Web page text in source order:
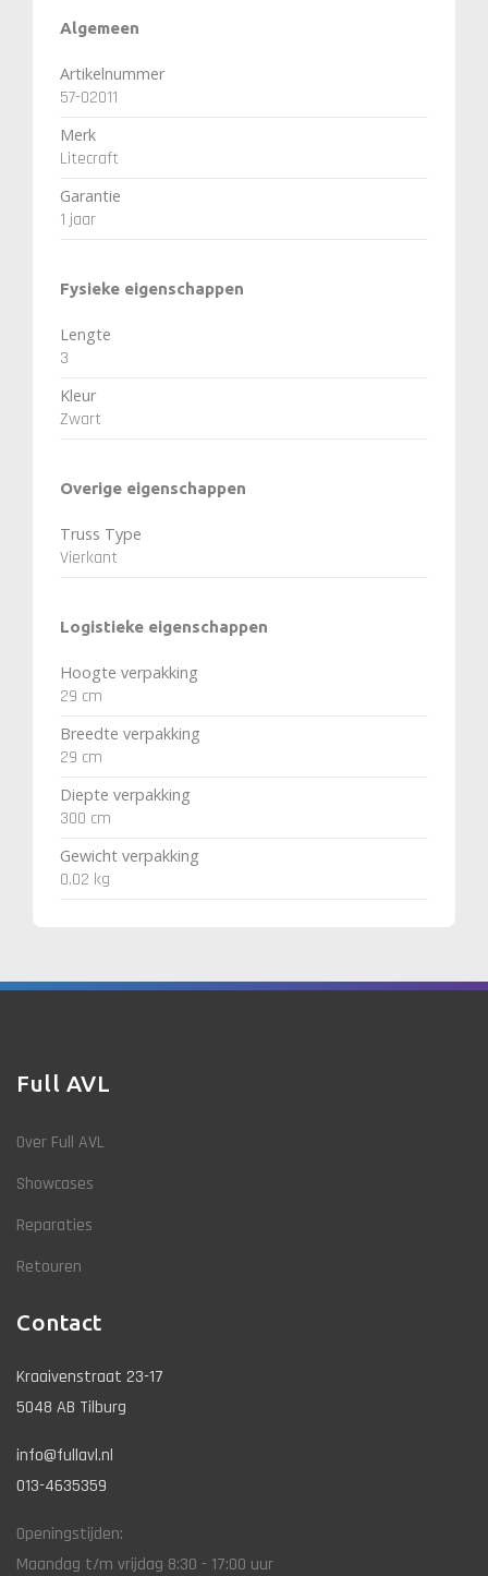
Algemeen
Artikelnummer
57-02011
Merk
Litecraft
Garantie
1 jaar
Fysieke eigenschappen
Lengte
3
Kleur
Zwart
Overige eigenschappen
Truss Type
Vierkant
Logistieke eigenschappen
Hoogte verpakking
29 cm
Breedte verpakking
29 cm
Diepte verpakking
300 cm
Gewicht verpakking
0.02 kg
Full AVL
Over Full AVL
Showcases
Reparaties
Retouren
Contact
Kraaivenstraat 23-17
5048 AB Tilburg
info@fullavl.nl
013-4635359
Openingstijden:
Maandag t/m vrijdag 8:30 - 17:00 uur